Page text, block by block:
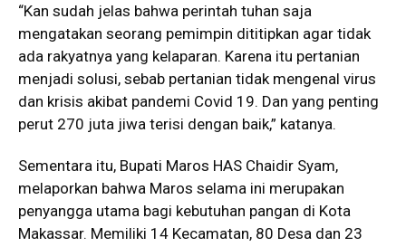
“Kan sudah jelas bahwa perintah tuhan saja
mengatakan seorang pemimpin dititipkan agar tidak
ada rakyatnya yang kelaparan. Karena itu pertanian
menjadi solusi, sebab pertanian tidak mengenal virus
dan krisis akibat pandemi Covid 19. Dan yang penting
perut 270 juta jiwa terisi dengan baik,” katanya.
Sementara itu, Bupati Maros HAS Chaidir Syam,
melaporkan bahwa Maros selama ini merupakan
penyangga utama bagi kebutuhan pangan di Kota
Makassar. Memiliki 14 Kecamatan, 80 Desa dan 23